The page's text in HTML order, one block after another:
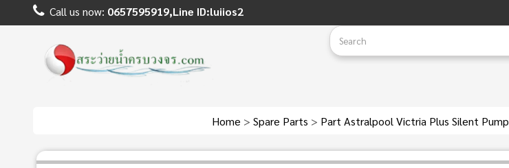
Call us now: 0657595919,Line ID:luiios2
Home > Spare Parts > Part Astralpool Victria Plus Silent Pump